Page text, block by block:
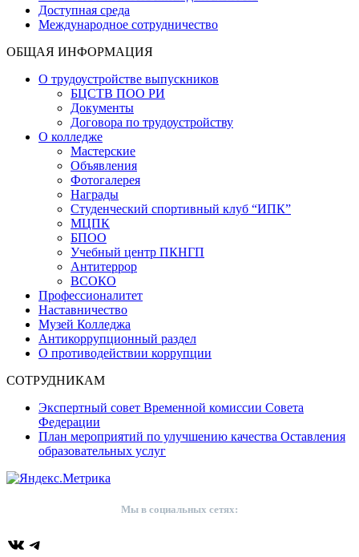
Доступная среда
Международное сотрудничество
ОБЩАЯ ИНФОРМАЦИЯ
О трудоустройстве выпускников
БЦСТВ ПОО РИ
Документы
Договора по трудоустройству
О колледже
Мастерские
Объявления
Фотогалерея
Награды
Студенческий спортивный клуб “ИПК”
МЦПК
БПОО
Учебный центр ПКНГП
Антитеррор
ВСОКО
Профессионалитет
Наставничество
Музей Колледжа
Антикоррупционный раздел
О противодействии коррупции
СОТРУДНИКАМ
Экспертный совет Временной комиссии Совета
Федерации
План мероприятий по улучшению качества Оставления
образовательных услуг
Мы в социальных сетях:
ВКонтакте
Telegram